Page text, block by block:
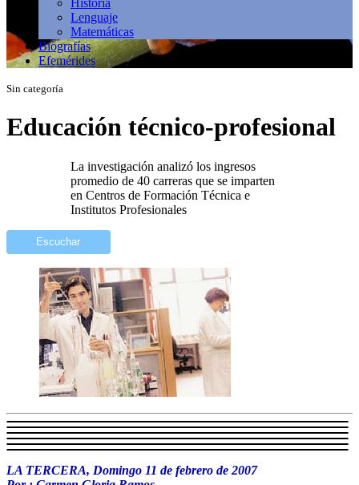
Historia
Lenguaje
Matemáticas
Biografías
Efemérides
Sin categoría
Educación técnico-profesional
La investigación analizó los ingresos
promedio de 40 carreras que se imparten
en Centros de Formación Técnica e
Institutos Profesionales
Escuchar
LA TERCERA, Domingo 11 de febrero de 2007